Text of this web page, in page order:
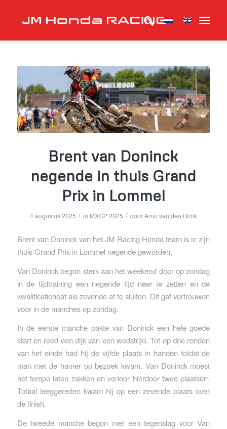
Brent van Doninck
negende in thuis Grand
Prix in Lommel
4 augustus 2025 / in MXGP 2025 / doorArno van den Brink
Brent van Doninck van het JM Racing Honda team is in zijn
thuis Grand Prix in Lommel negende geworden.
Van Doninck begon sterk aan het weekend door op zondag
in de tijdtraining een negende tijd neer te zetten en de
kwalificatieheat als zevende af te sluiten. Dit gaf vertrouwen
voor in de manches op zondag.
In de eerste manche pakte van Doninck een hele goede
start en reed een dijk van een wedstrijd. Tot op drie ronden
van het einde had hij de vijfde plaats in handen totdat de
man met de hamer op bezoek kwam. Van Doninck moest
het tempo laten zakken en verloor hierdoor twee plaatsen.
Totaal leeggereden kwam hij op een zevende plaats over
de finish.
De tweede manche begon met een tegenslag voor Van